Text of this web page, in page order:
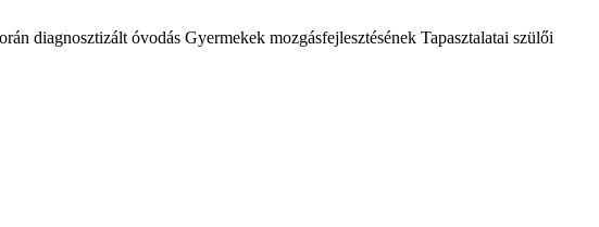
diagnosztizált óvodás Gyermekek mozgásfejlesztésének Tapasztalatai szülői